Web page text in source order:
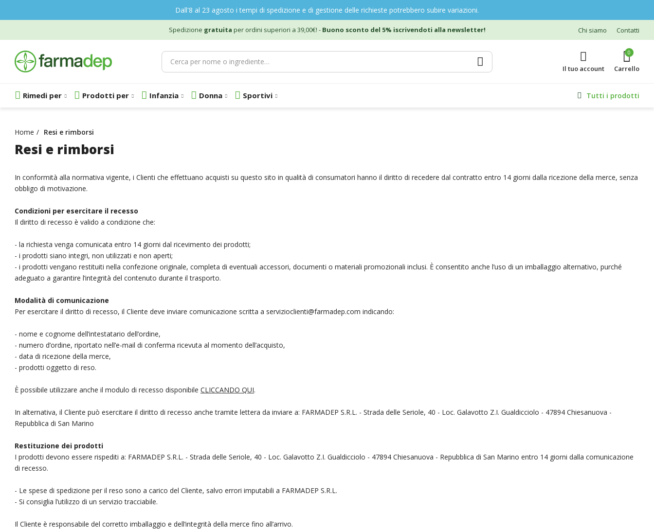
Dall'8 al 23 agosto i tempi di spedizione e di gestione delle richieste potrebbero subire variazioni.
Spedizione gratuita per ordini superiori a 39,00€! - Buono sconto del 5% iscrivendoti alla newsletter! Chi siamo Contatti
Il tuo account
0
Rimedi per Prodotti per Infanzia Donna Sportivi Tutti i prodotti
Home Resi e rimborsi
Resi e rimborsi
In conformità alla normativa vigente, i Clienti che effettuano acquisti su questo sito in qualità di consumatori hanno il diritto di recedere dal contratto entro 14 giorni dalla ricezione della merce, senza
obbligo di motivazione.
Condizioni per esercitare il recesso
Il diritto di recesso è valido a condizione che:
- la richiesta venga comunicata entro 14 giorni dal ricevimento dei prodotti;
- i prodotti siano integri, non utilizzati e non aperti;
- i prodotti vengano restituiti nella confezione originale, completa di eventuali accessori, documenti o materiali promozionali inclusi. È consentito anche l’uso di un imballaggio alternativo, purché
adeguato a garantire l’integrità del contenuto durante il trasporto.
Modalità di comunicazione
Per esercitare il diritto di recesso, il Cliente deve inviare comunicazione scritta a servizioclienti@farmadep.com indicando:
- nome e cognome dell’intestatario dell’ordine,
- numero d’ordine, riportato nell’e-mail di conferma ricevuta al momento dell’acquisto,
- data di ricezione della merce,
- prodotti oggetto di reso.
È possibile utilizzare anche il modulo di recesso disponibile CLICCANDO QUI.
In alternativa, il Cliente può esercitare il diritto di recesso anche tramite lettera da inviare a: FARMADEP S.R.L. - Strada delle Seriole, 40 - Loc. Galavotto Z.I. Gualdicciolo - 47894 Chiesanuova -
Repubblica di San Marino
Restituzione dei prodotti
I prodotti devono essere rispediti a: FARMADEP S.R.L. - Strada delle Seriole, 40 - Loc. Galavotto Z.I. Gualdicciolo - 47894 Chiesanuova - Repubblica di San Marino entro 14 giorni dalla comunicazione
di recesso.
- Le spese di spedizione per il reso sono a carico del Cliente, salvo errori imputabili a FARMADEP S.R.L.
- Si consiglia l’utilizzo di un servizio tracciabile.
Il Cliente è responsabile del corretto imballaggio e dell’integrità della merce fino all’arrivo.